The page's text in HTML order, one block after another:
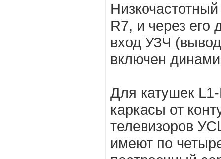
R7, и через его
вход УЗЧ
включен
Для катушек
каркасы от
телевизоров
имеют по